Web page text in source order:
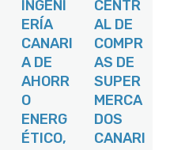
n en el
Portal de
Empleo de
la FULP:
https://ww
w.fulp.es/o
fertas/108
130/gestor
a-de-
proyectos-
con-buen-
medicione
s.Redacció
n de
informes
de avance
con
reportaje
fotográfico
y
anotacione
s técnicas.
INGENI
ERÍA
CANARI
A DE
AHORR
O
ENERG
ÉTICO,
CENTR
AL DE
COMPR
AS DE
SUPER
MERCA
DOS
CANARI